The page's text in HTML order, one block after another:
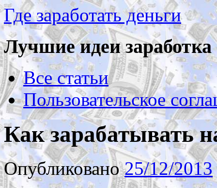
Где заработать деньги
Лучшие идеи заработка
Все статьи
Пользовательское
Как зарабатывать
Опубликовано25/12/2013